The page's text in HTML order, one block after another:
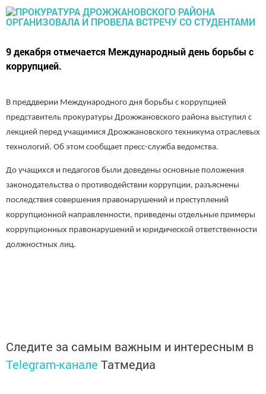
9 декабря отмечается Международный день борьбы с
коррупцией.
В преддверии Международного дня борьбы с коррупцией
представитель прокуратуры Дрожжановского района выступил с
лекцией перед учащимися Дрожжановского техникума отраслевых
технологий. Об этом сообщает пресс-служба ведомства.
До учащихся и педагогов были доведены основные положения
законодательства о противодействии коррупции, разъяснены
последствия совершения правонарушений и преступлений
коррупционной направленности, приведены отдельные примеры
коррупционных правонарушений и юридической ответственности
должностных лиц.
Следите за самым важным и интересным в
Telegram-канале Татмедиа